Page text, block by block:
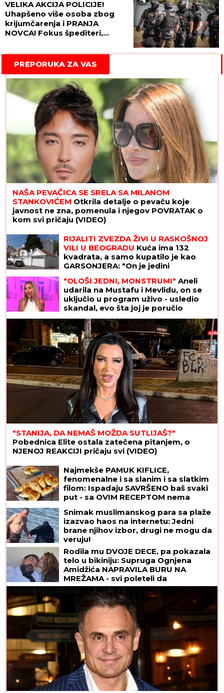
VELIKA AKCIJA POLICIJE!
Uhapšeno više osoba zbog
krijumčarenja i PRANJA
NOVCA! Fokus špediteri,
PREPORUKA ZA VAS
NAŠA PEVAČICA SE SRELA SA MILANOM
STANKOVIĆEM Otkrila detalje o pevaču koje
javnost ne zna, pomenula i njegov POVRATAK o
kom svi pričaju (VIDEO)
RIJALITI ZVEZDA ŽIVI U RASKOŠNOJ
VILI U BEOGRADU Kuća ima 132
kvadrata, a samo kupatilo je kao
GARSONJERA: "On je jedini
naslednik"
"OLOŠI JEDNI, MONSTRUMI" Aneli
udarila na Mustafu i Mevlidu, on se
uključio u program uživo - usledio
skandal, evo šta joj je poručio
Asminov otac
"STANIJA, DA NEMAŠ MOŽDA SUTLIJAŠ?"
Pobednica Elite ostala zatečena pitanjem, o
NJENOJ REAKCIJI pričaju svi (VIDEO)
Najmekše PAMUK KIFLICE,
fenomenalne i sa slanim i sa slatkim
filom: Ispadaju SAVRŠENO baš svaki
put - sa OVIM RECEPTOM nema
Snimak muslimanskog para sa plaže
izazvao haos na internetu: Jedni
brane njihov izbor, drugi ne mogu da
veruju!
Rodila mu DVOJE DECE, pa pokazala
telo u bikiniju: Supruga Ognjena
Amidžića NAPRAVILA BURU NA
MREŽAMA - svi poleteli da
komentarišu! (FOTO)